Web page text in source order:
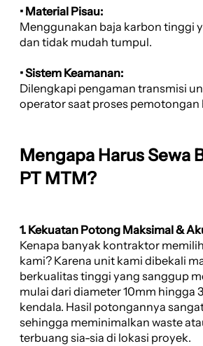
• Material Pisau:
Menggunakan baja karbon tinggi
dan tidak mudah tumpul.
• Sistem Keamanan:
Dilengkapi pengaman transmisi
operator saat proses pemotongan
Mengapa Harus Sewa
PT MTM?
1. Kekuatan Potong Maksimal &
Kenapa banyak kontraktor memilih
kami? Karena unit kami dibekali
berkualitas tinggi yang sanggup
mulai dari diameter 10mm hingga
kendala. Hasil potongannya
sehingga meminimalkan waste
terbuang sia-sia di lokasi proyek.